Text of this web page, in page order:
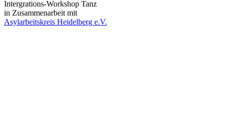
Intergrations-Workshop Tanz
in Zusammenarbeit mit
Asylarbeitskreis Heidelberg e.V.